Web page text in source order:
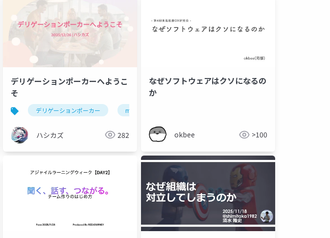
デリゲーションポーカーへようこ
そ
デリゲーションポーカー management3.0
ハシカズ 282
なぜソフトウェアはクソになるの
か
okbee >100